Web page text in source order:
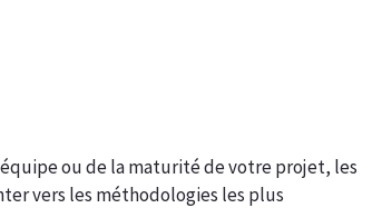
ou de la maturité de votre projet, les
vers les méthodologies les plus